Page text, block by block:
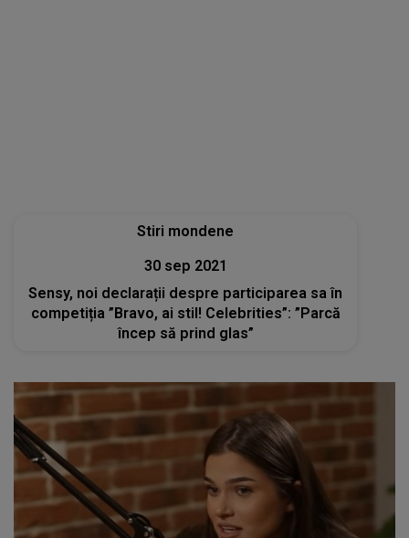
Stiri mondene
24 sep 2021
Theo Rose, dezvăluiri despre participarea sa
în competiția ”Bravo, ai stil! Celebrities”,
sezonul 6: ”A fost experiența vieții mele”